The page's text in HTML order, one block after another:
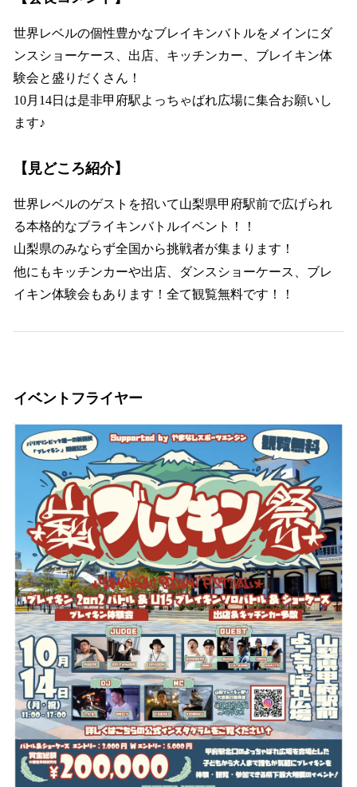
世界レベルの個性豊かなブレイキンバトルをメインにダ
ンスショーケース、出店、キッチンカー、ブレイキン体
験会と盛りだくさん！
10月14日は是非甲府駅よっちゃばれ広場に集合お願いし
ます♪
【見どころ紹介】
世界レベルのゲストを招いて山梨県甲府駅前で広げられ
る本格的なブライキンバトルイベント！！
山梨県のみならず全国から挑戦者が集まります！
他にもキッチンカーや出店、ダンスショーケース、ブレ
イキン体験会もあります！全て観覧無料です！！
イベントフライヤー